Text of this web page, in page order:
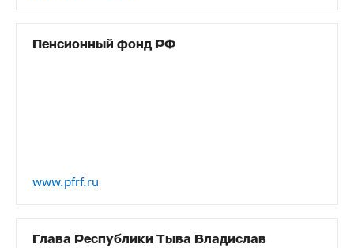
Пенсионный фонд РФ
www.pfrf.ru
Глава Республики Тыва Владислав